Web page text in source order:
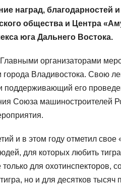
наград, благодарностей
общества и Центра
юга Дальнего Востока.
организаторами
Владивостока. Свою
поддерживающий его
Союза машиностроителей
и в этом году отметил
для которых любить тигра
для охотинспекторов,
но и для десятков